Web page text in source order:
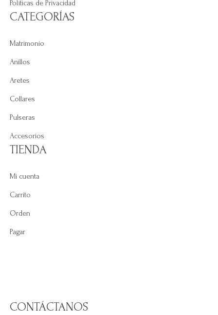
Políticas de Privacidad
CATEGORÍAS
Matrimonio
Anillos
Aretes
Collares
Pulseras
Accesorios
TIENDA
Mi cuenta
Carrito
Orden
Pagar
CONTÁCTANOS